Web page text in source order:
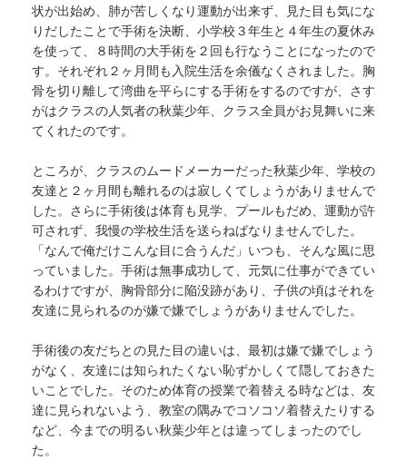
状が出始め、肺が苦しくなり運動が出来ず、見た目も気にな
りだしたことで手術を決断、小学校３年生と４年生の夏休み
を使って、８時間の大手術を２回も行なうことになったので
す。それぞれ２ヶ月間も入院生活を余儀なくされました。胸
骨を切り離して湾曲を平らにする手術をするのですが、さす
がはクラスの人気者の秋葉少年、クラス全員がお見舞いに来
てくれたのです。
ところが、クラスのムードメーカーだった秋葉少年、学校の
友達と２ヶ月間も離れるのは寂しくてしょうがありませんで
した。さらに手術後は体育も見学、プールもだめ、運動が許
可されず、我慢の学校生活を送らねばなりませんでした。
「なんで俺だけこんな目に合うんだ」いつも、そんな風に思
っていました。手術は無事成功して、元気に仕事ができてい
るわけですが、胸骨部分に陥没跡があり、子供の頃はそれを
友達に見られるのが嫌で嫌でしょうがありませんでした。
手術後の友だちとの見た目の違いは、最初は嫌で嫌でしょう
がなく、友達には知られたくない恥ずかしくて隠しておきた
いことでした。そのため体育の授業で着替える時などは、友
達に見られないよう、教室の隅みでコソコソ着替えたりする
など、今までの明るい秋葉少年とは違ってしまったのでし
た。